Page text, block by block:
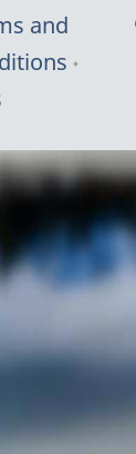
and